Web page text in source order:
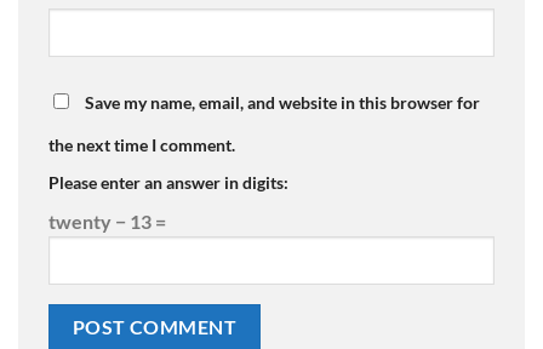
Save my name, email, and website in this browser for
the next time I comment.
Please enter an answer in digits:
twenty − 13 =